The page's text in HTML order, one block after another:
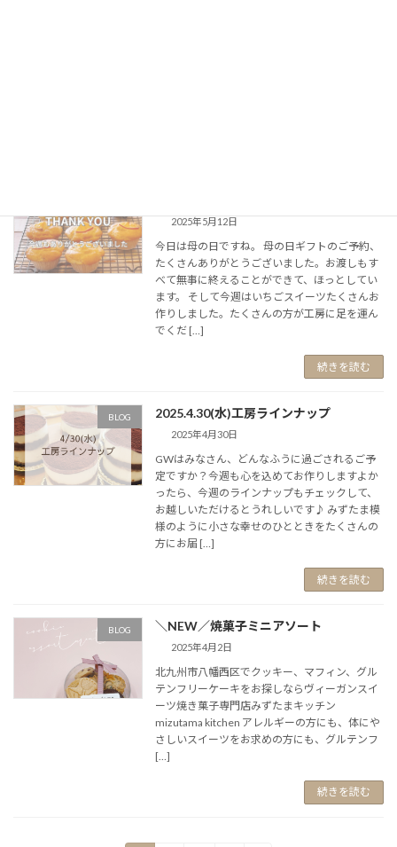
2025年5月12日
今日は母の日ですね。 母の日ギフトのご予約、
たくさんありがとうございました。お渡しもす
べて無事に終えることができて、ほっとしてい
ます。 そして今週はいちごスイーツたくさんお
作りしました。たくさんの方が工房に足を運ん
でくだ […]
続きを読む
BLOG 2025.4.30(水)工房ラインナップ
2025年4月30日
GWはみなさん、どんなふうに過ごされるご予
定ですか？今週も心を込めてお作りしますよか
ったら、今週のラインナップもチェックして、
お越しいただけるとうれしいです♪ みずたま模
様のように小さな幸せのひとときをたくさんの
方にお届 […]
続きを読む
BLOG ＼NEW／焼菓子ミニアソート
2025年4月2日
北九州市八幡西区でクッキー、マフィン、グル
テンフリーケーキをお探しならヴィーガンスイ
ーツ焼き菓子専門店みずたまキッチン
mizutama kitchen アレルギーの方にも、体にや
さしいスイーツをお求めの方にも、グルテンフ
[…]
続きを読む